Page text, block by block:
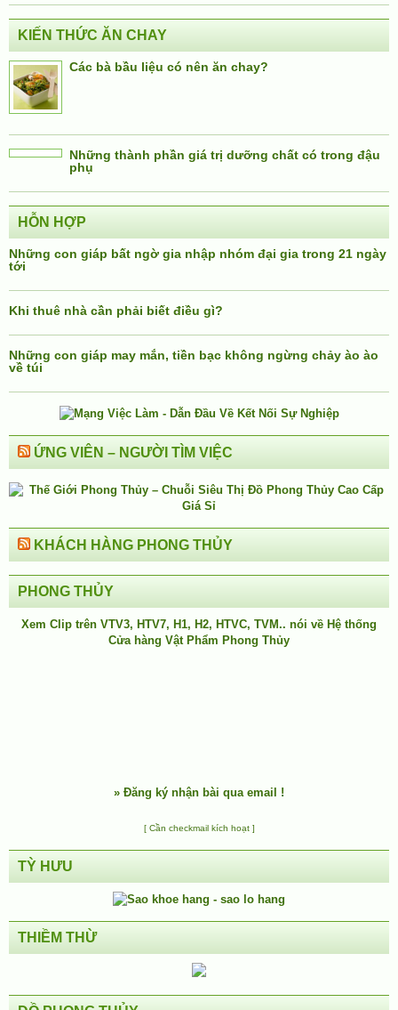
KIẾN THỨC ĂN CHAY
Các bà bầu liệu có nên ăn chay?
Những thành phần giá trị dưỡng chất có trong đậu
phụ
HỖN HỢP
Những con giáp bất ngờ gia nhập nhóm đại gia trong 21 ngày
tới
Khi thuê nhà cần phải biết điều gì?
Những con giáp may mắn, tiền bạc không ngừng chảy ào ào
về túi
ỨNG VIÊN – NGƯỜI TÌM VIỆC
KHÁCH HÀNG PHONG THỦY
PHONG THỦY
Xem Clip trên VTV3, HTV7, H1, H2, HTVC, TVM.. nói về Hệ thống
Cửa hàng Vật Phẩm Phong Thủy
» Đăng ký nhận bài qua email !
[ Cần checkmail kích hoạt ]
TỲ HƯU
THIỀM THỪ